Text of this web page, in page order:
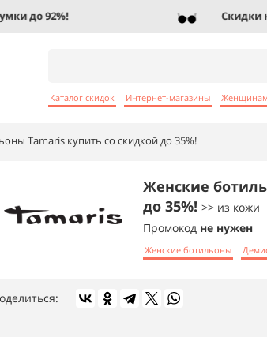
до 92%! Скидки на
Каталог скидок Интернет-магазины Женщинам
Tamaris купить со скидкой до 35%!
Женские
до 35%! >> из кожи
Промокод не нужен
Женские ботильоны